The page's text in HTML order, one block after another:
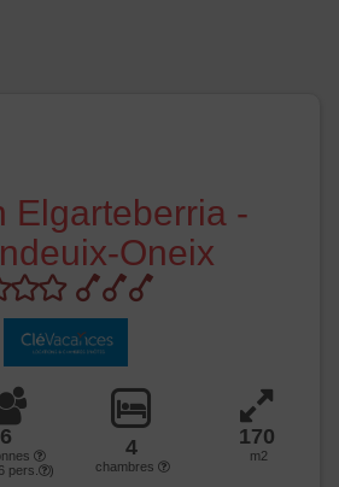
Elgarteberria -
Oneix
6
6 pers. )
4
chambres
170
m2